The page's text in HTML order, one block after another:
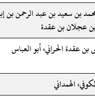
بن سعيد بن عبد الرحمن بن
عجلان بن عقدة
بن عقدة الحراني، أبو العباس
الهمداني